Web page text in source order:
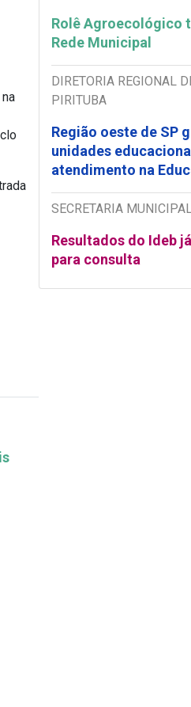
Rolê Agroecológico
Rede Municipal
DIRETORIA REGIONAL
PIRITUBA
Região oeste de SP
unidades
atendimento na
SECRETARIA
Resultados do Ideb
para consulta